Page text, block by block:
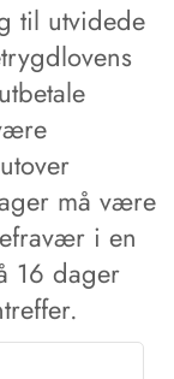
til utvidede
må være
i en
16 dager